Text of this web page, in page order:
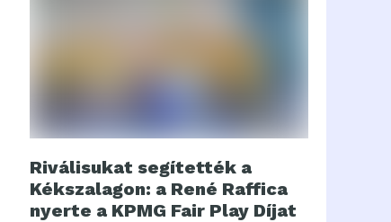
Riválisukat segítették a
Kékszalagon: a René Raffica
nyerte a KPMG Fair Play Díjat